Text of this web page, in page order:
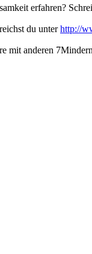
erfahren?
du unterhttp://
mit anderen